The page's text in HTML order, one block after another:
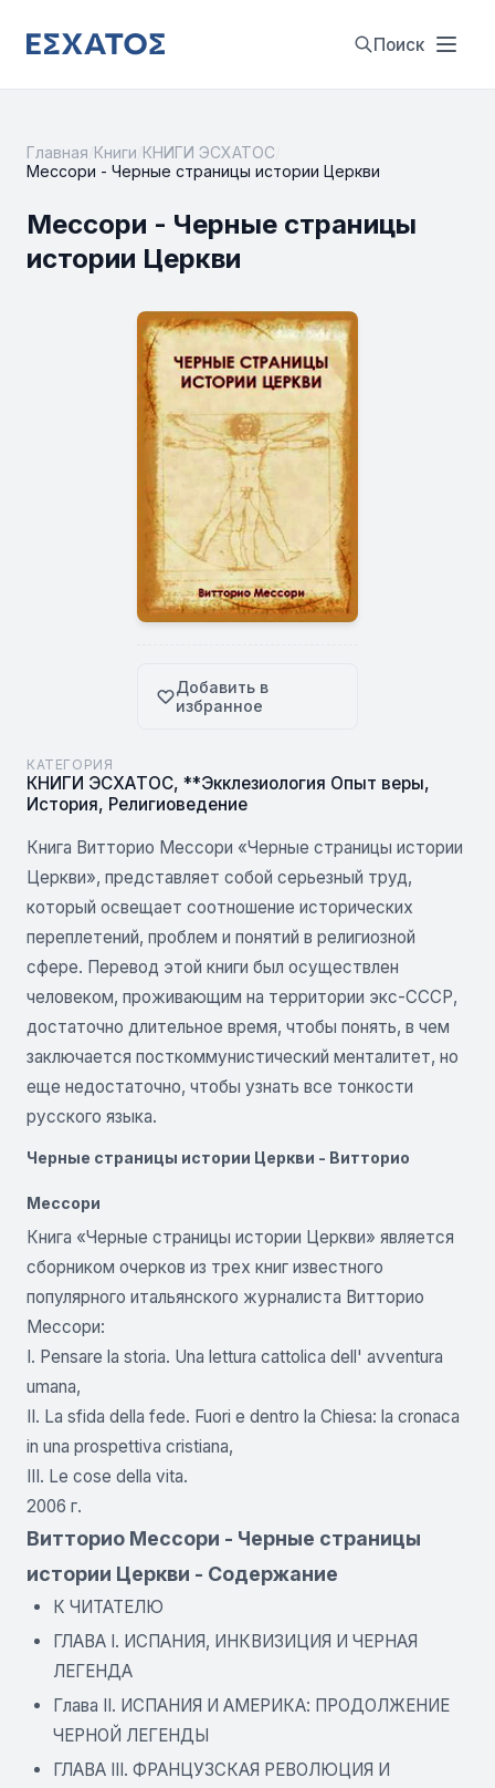
Поиск
Главная Книги КНИГИ ЭСХАТОС
Мессори - Черные страницы истории Церкви
Мессори - Черные страницы
истории Церкви
Добавить в
избранное
КАТЕГОРИЯ
КНИГИ ЭСХАТОС, **Экклезиология Опыт веры,
История, Религиоведение
Книга Витторио Мессори «Черные страницы истории
Церкви», представляет собой серьезный труд,
который освещает соотношение исторических
переплетений, проблем и понятий в религиозной
сфере. Перевод этой книги был осуществлен
человеком, проживающим на территории экс-СССР,
достаточно длительное время, чтобы понять, в чем
заключается посткоммунистический менталитет, но
еще недостаточно, чтобы узнать все тонкости
русского языка.
Черные страницы истории Церкви - Витторио
Мессори
Книга «Черные страницы истории Церкви» является
сборником очерков из трех книг известного
популярного итальянского журналиста Витторио
Мессори:
I. Pensare la storia. Una lettura cattolica dell' avventura
umana,
II. La sfida della fede. Fuori e dentro la Chiesa: la cronaca
in una prospettiva cristiana,
III. Le cose della vita.
2006 г.
Витторио Мессори - Черные страницы
истории Церкви - Содержание
К ЧИТАТЕЛЮ
ГЛАВА I. ИСПАНИЯ, ИНКВИЗИЦИЯ И ЧЕРНАЯ
ЛЕГЕНДА
Глава II. ИСПАНИЯ И АМЕРИКА: ПРОДОЛЖЕНИЕ
ЧЕРНОЙ ЛЕГЕНДЫ
ГЛАВА III. ФРАНЦУЗСКАЯ РЕВОЛЮЦИЯ И